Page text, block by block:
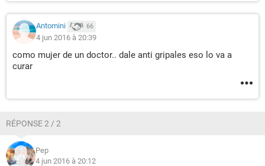
Antomini 66
4 jun 2016 à 20:39
como mujer de un doctor.. dale anti gripales eso lo va a
curar
RÉPONSE 2 / 2
Pep
4 jun 2016 à 20:12